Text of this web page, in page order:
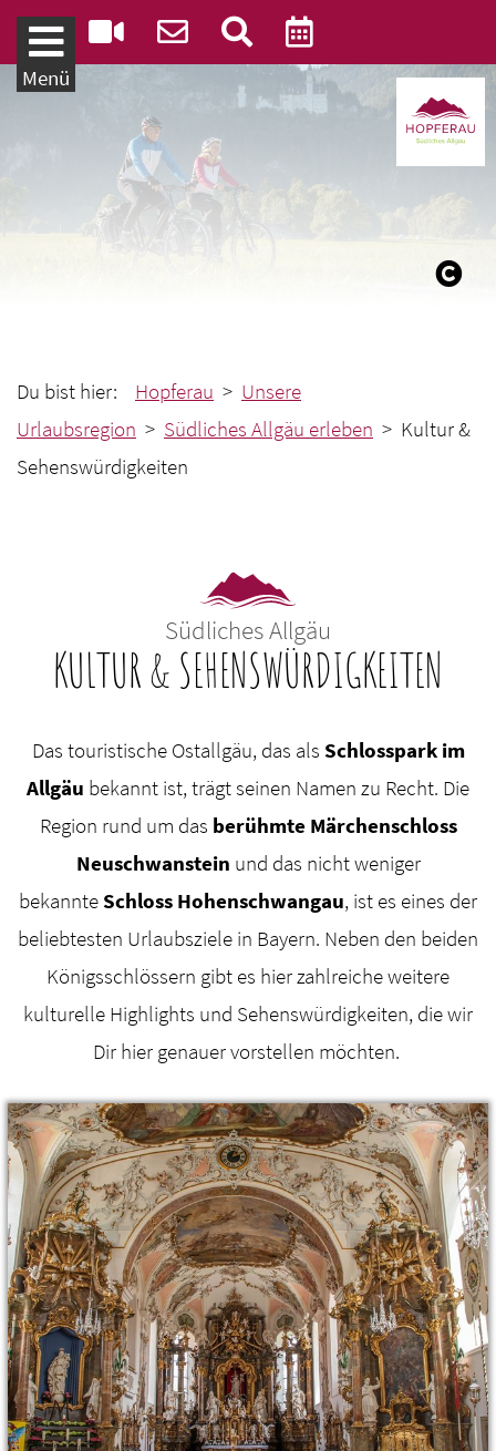
Weiter zum Inhalt
Menü
Du bist hier: Hopferau > Unsere
Urlaubsregion > Südliches Allgäu erleben > Kultur &
Sehenswürdigkeiten
Südliches Allgäu
KULTUR & SEHENSWÜRDIGKEITEN
Das touristische Ostallgäu, das als Schlosspark im
Allgäu bekannt ist, trägt seinen Namen zu Recht. Die
Region rund um das berühmte Märchenschloss
Neuschwanstein und das nicht weniger
bekannteSchloss Hohenschwangau, ist es eines der
beliebtesten Urlaubsziele in Bayern. Neben den beiden
Königsschlössern gibt es hier zahlreiche weitere
kulturelle Highlights und Sehenswürdigkeiten, die wir
Dir hier genauer vorstellen möchten.